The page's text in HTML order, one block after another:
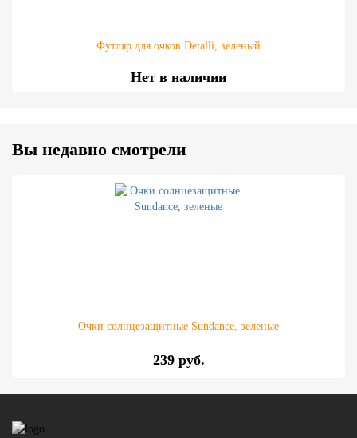
Футляр для очков Detalli, зеленый
Нет в наличии
Вы недавно смотрели
Очки солнцезащитные Sundance, зеленые
239 руб.